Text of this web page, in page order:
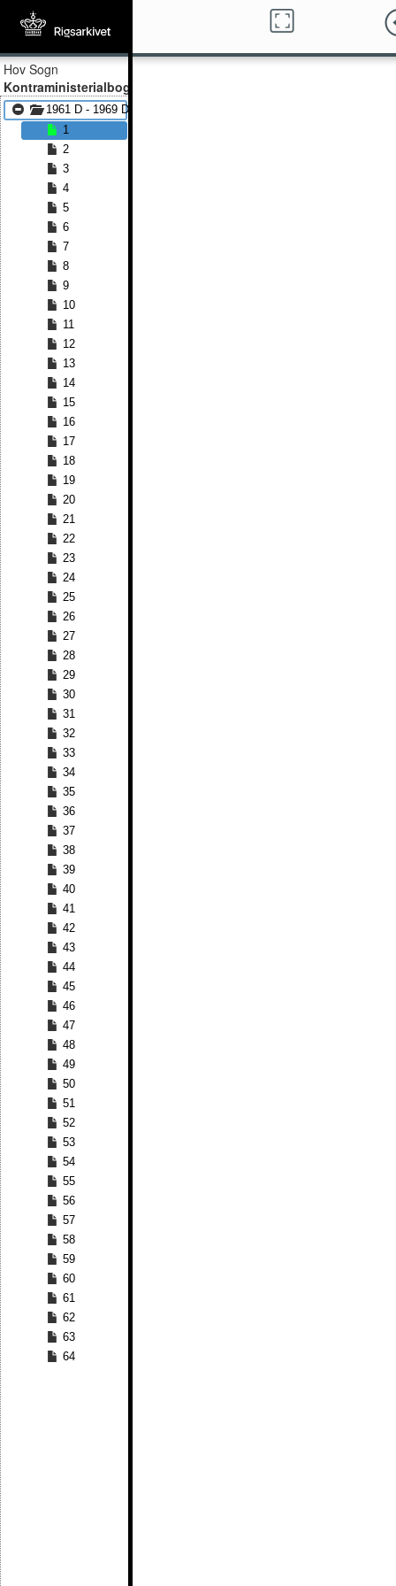
Hov Sogn
Kontraministerialbog
1961 D - 1969 D
1
2
3
4
5
6
7
8
9
10
11
12
13
14
15
16
17
18
19
20
21
22
23
24
25
26
27
28
29
30
31
32
33
34
35
36
37
38
39
40
41
42
43
44
45
46
47
48
49
50
51
52
53
54
55
56
57
58
59
60
61
62
63
64